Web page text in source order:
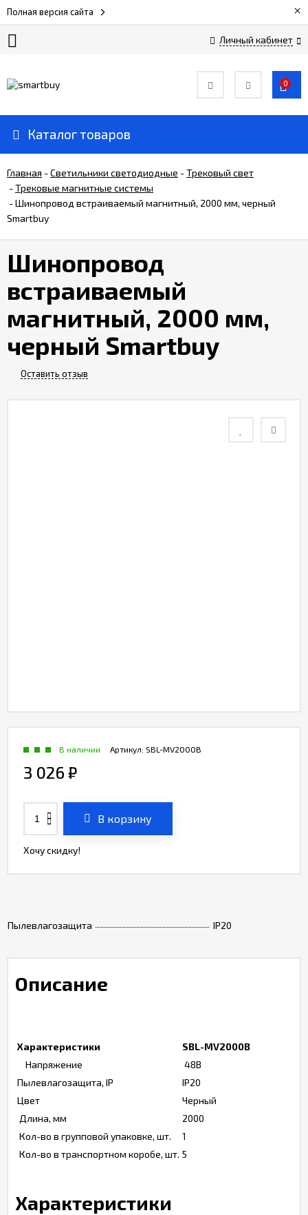
Полная версия сайта ×
Личный кабинет
Прайс-
лист
Доставка
и
оплата
Контакты
Отзывы
0
Каталог товаров
Главная -Светильники светодиодные -Трековый свет
-Трековые магнитные системы
-Шинопровод встраиваемый магнитный, 2000 мм, черный
Smartbuy
Шинопровод
встраиваемый
магнитный, 2000 мм,
черный Smartbuy
Оставить отзыв
Пылевлагозащита IP20
Артикул: SBL-MV2000B
В наличии
3 026 ₽
В корзину
Хочу скидку!
Описание
Характеристики
SBL-MV2000B
Напряжение
48В
Пылевлагозащита, IP
IP20
Цвет
Черный
Длина, мм
2000
Кол-во в групповой упаковке, шт.
1
Кол-во в транспортном коробе, шт. 5
Характеристики